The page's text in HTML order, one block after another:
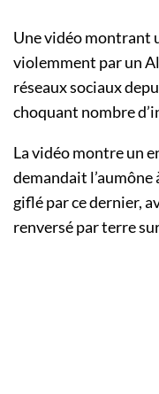
Une vidéo montrant
violemment par un
réseaux sociaux
choquant nombre
La vidéo montre un
demandait
giflé par ce dernier,
renversé par terre